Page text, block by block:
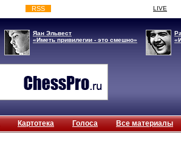
RSS LIVE
Яан Эльвест
«Иметь привилегии - это смешно»
Картотека Голоса Все материалы